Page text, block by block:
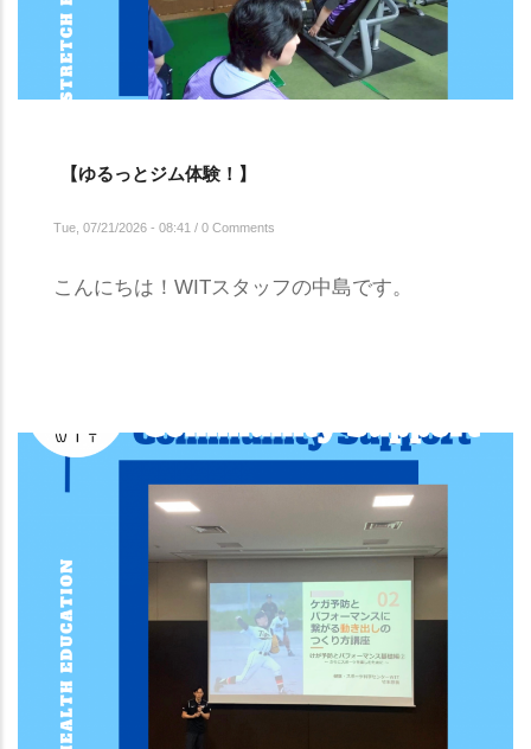
【ゆるっとジム体験！】
Tue, 07/21/2026 - 08:41 / 0 Comments
こんにちは！WITスタッフの中島です。